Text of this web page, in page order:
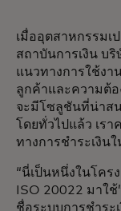
เมื่ออุตสาหกรรมเ
สถาบันการเงิน บ
แนวทางการใช้งา
ลูกค้าและความต้อ
จะมีโซลูชันที่น่าสน
โดยทั่วไปแล้ว เรา
ทางการชำระเงิน
“นี่เป็นหนึ่งในโค
ISO 20022 มาใ
ชื่อระบบการชำร